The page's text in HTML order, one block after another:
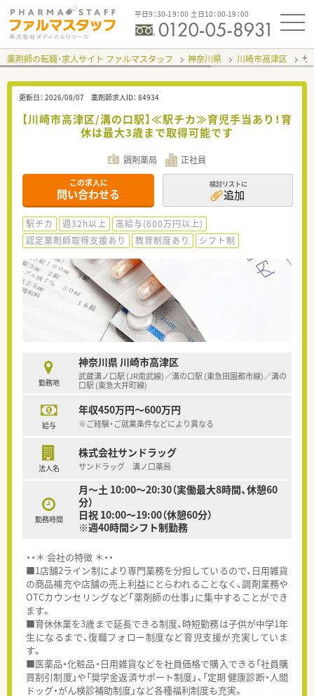
平日9：30-19：00 土日10：00-19：00
薬剤師の転職・求人サイト ファルマスタッフ 神奈川県 川崎市高津区 サ
更新日： 2026/08/07 薬剤師求人ID： 84934
【川崎市高津区/溝の口駅】≪駅チカ≫育児手当あり！育
休は最大3歳まで取得可能です
調剤薬局 正社員
この求人に
問い合わせる
検討リストに
追加
駅チカ 週32h以上
高給与(600万円以上)
認定薬剤師取得支援あり
教育制度あり シフト制
勤務地
神奈川県 川崎市高津区
武蔵溝ノ口駅 (JR南武線)／溝の口駅 (東急田園都市線)／溝の
口駅 (東急大井町線)
給与
年収450万円～600万円
※ご経験・ご就業条件などにより異なる
法人名
株式会社サンドラッグ
サンドラッグ 溝ノ口薬局
勤務時間
月～土 10:00～20:30（実働最大8時間、休憩60
分）
日祝 10:00～19:00（休憩60分）
※週40時間シフト制勤務
・・＊ 会社の特徴 ＊・・
■1店舗2ライン制により専門業務を分担しているので、日用雑貨
の商品補充や店舗の売上利益にとらわれることなく、調剤業務や
OTCカウンセリングなど「薬剤師の仕事」に集中することができ
ます。
■育休休業を3歳まで延長できる制度、時短勤務は子供が中学1年
生になるまで、復職フォロー制度など育児支援が充実していま
す。
■医薬品・化粧品・日用雑貨などを社員価格で購入できる「社員購
買割引制度」や「奨学金返済サポート制度」、「定期 健康診断・人間
ドッグ・がん検診補助制度」など各種福利制度も充実。